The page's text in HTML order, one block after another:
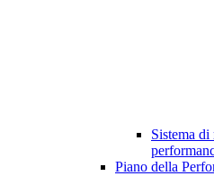
Sistema
Piano della